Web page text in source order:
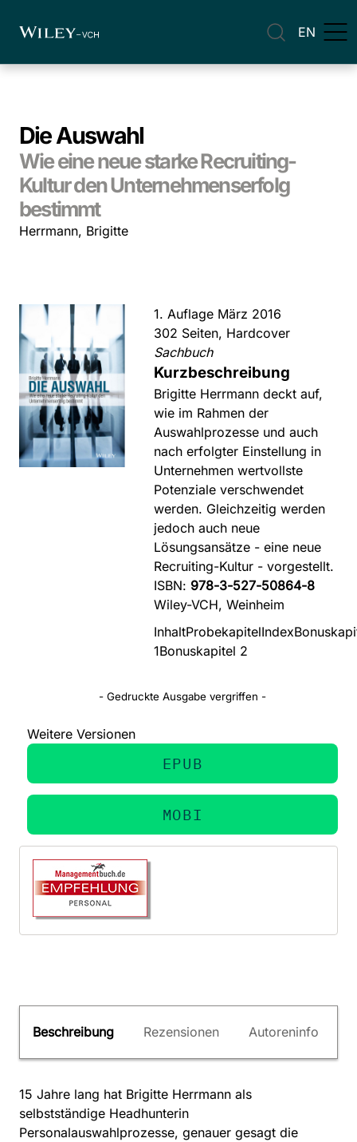
EN
Die Auswahl
Wie eine neue starke Recruiting-
Kultur den Unternehmenserfolg
bestimmt
Herrmann, Brigitte
1. Auflage März 2016
302 Seiten, Hardcover
Sachbuch
Kurzbeschreibung
Brigitte Herrmann deckt auf,
wie im Rahmen der
Auswahlprozesse und auch
nach erfolgter Einstellung in
Unternehmen wertvollste
Potenziale verschwendet
werden. Gleichzeitig werden
jedoch auch neue
Lösungsansätze - eine neue
Recruiting-Kultur - vorgestellt.
ISBN: 978-3-527-50864-8
Wiley-VCH, Weinheim
InhaltProbekapitelIndex
1Bonuskapitel 2
- Gedruckte Ausgabe vergriffen -
Weitere Versionen
EPUB
MOBI
Beschreibung Rezensionen Autoreninfo
15 Jahre lang hat Brigitte Herrmann als
selbstständige Headhunterin
Personalauswahlprozesse, genauer gesagt die